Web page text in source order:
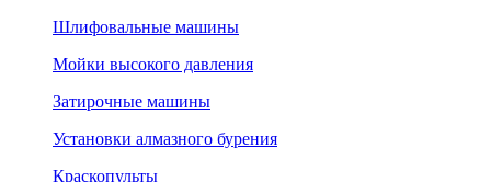
Шлифовальные машины
Мойки высокого давления
Затирочные машины
Установки алмазного бурения
Краскопульты